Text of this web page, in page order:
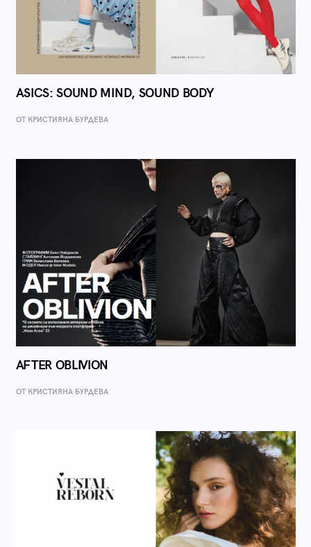
ASICS: SOUND MIND, SOUND BODY
ОТ КРИСТИЯНА БУРДЕВА
AFTER OBLIVION
ОТ КРИСТИЯНА БУРДЕВА